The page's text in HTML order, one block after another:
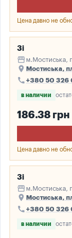
Цена давно не
3і
storefront м.Мостиська,
place Мостиська,
call +380 50 326
в наличии
186.38 грн
Цена давно не
3і
storefront м.Мостиська,
place Мостиська,
call +380 50 326
в наличии